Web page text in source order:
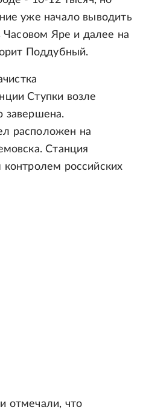
уже начало выводить
Часовом Яре и далее на
Поддубный.
Ступки возле
завершена.
расположен на
Станция
российских
отмечали, что